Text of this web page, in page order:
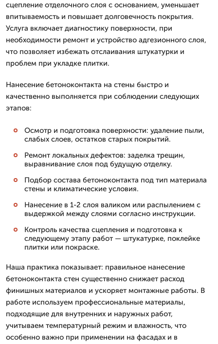
сцепление отделочного слоя с основанием, уменьшает
впитываемость и повышает долговечность покрытия.
Услуга включает диагностику поверхности, при
необходимости ремонт и устройство адгезионного слоя,
что позволяет избежать отслаивания штукатурки и
проблем при укладке плитки.
Нанесение бетоноконтакта на стены быстро и
качественно выполняется при соблюдении следующих
этапов:
Осмотр и подготовка поверхности: удаление пыли,
слабых слоев, остатков старых покрытий.
Ремонт локальных дефектов: заделка трещин,
выравнивание слоя под будущую отделку.
Подбор состава бетоноконтакта под тип материала
стены и климатические условия.
Нанесение в 1-2 слоя валиком или распылением с
выдержкой между слоями согласно инструкции.
Контроль качества сцепления и подготовка к
следующему этапу работ — штукатурке, поклейке
плитки или покраске.
Наша практика показывает: правильное нанесение
бетоноконтакта стен существенно снижает расход
финишных материалов и ускоряет монтажные работы. В
работе используем профессиональные материалы,
подходящие для внутренних и наружных работ,
учитываем температурный режим и влажность, что
особенно важно при применении на фасадах и в